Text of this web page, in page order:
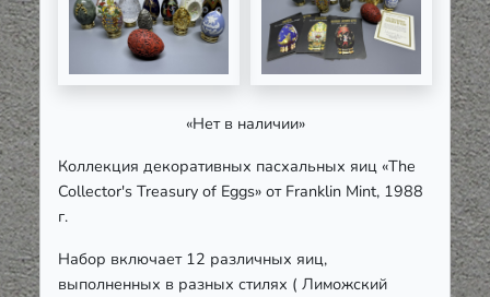
«Нет в наличии»
Коллекция декоративных пасхальных яиц «The
Collector's Treasury of Eggs» отFranklin Mint, 1988
г.
Набор включает 12 различных яиц,
выполненных в разных стилях ( Лиможский